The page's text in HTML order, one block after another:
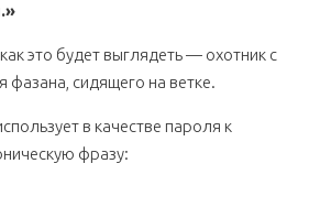
это будет выглядеть — охотник с
сидящего на ветке.
в качестве пароля к
фразу: